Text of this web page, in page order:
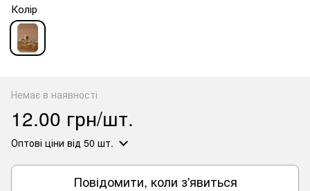
Колір
Немає в наявності
12.00 грн/шт.
Оптові ціни від 50 шт.
Повідомити, коли з'явиться